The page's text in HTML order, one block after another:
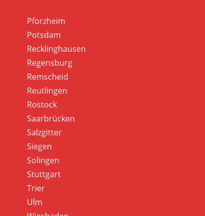
Pforzheim
Potsdam
Recklinghausen
Regensburg
Remscheid
Reutlingen
Rostock
Saarbrücken
Salzgitter
Siegen
Solingen
Stuttgart
Trier
Ulm